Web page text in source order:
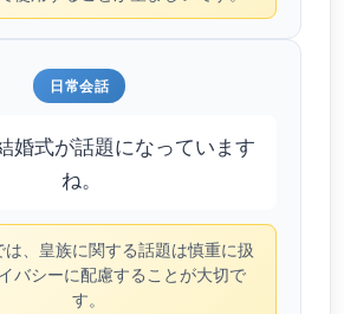
日常会話
婚式が話題になっています
ね。
は、皇族に関する話題は慎重に扱
バシーに配慮することが大切で
す。